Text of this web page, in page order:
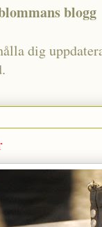
blogg
dig